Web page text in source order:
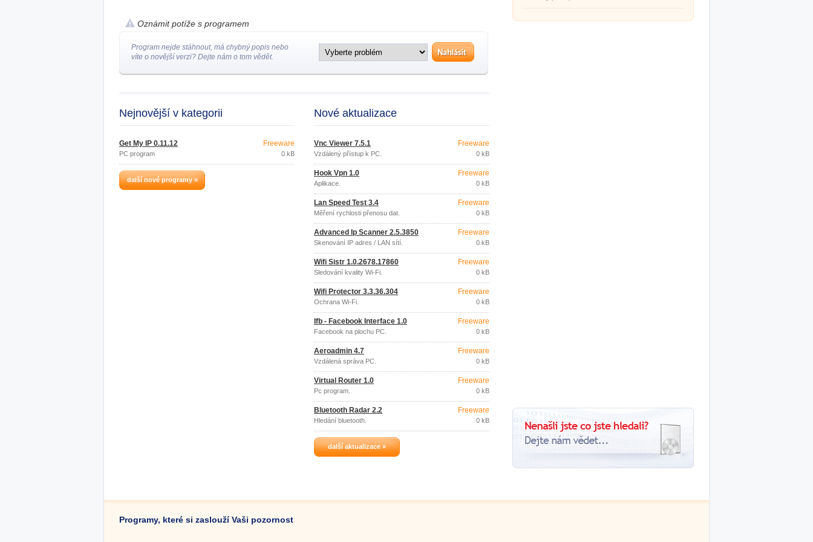
Oznámit potíže s programem
Program nejde stáhnout, má chybný popis nebo
víte o novější verzi? Dejte nám o tom vědět.
Nejnovější v kategorii
Get My IP 0.11.12
PC program
Freeware
0 kB
další nové programy »
Nové aktualizace
Vnc Viewer 7.5.1
Vzdálený přístup k PC.
Freeware
0 kB
Hook Vpn 1.0
Aplikace.
Freeware
0 kB
Lan Speed ​​Test 3.4
Měření rychlosti přenosu dat.
Freeware
0 kB
Advanced Ip Scanner 2.5.3850
Skenování IP adres / LAN sítí.
Freeware
0 kB
Wifi Sistr 1.0.2678.17860
Sledování kvality Wi-Fi.
Freeware
0 kB
Wifi Protector 3.3.36.304
Ochrana Wi-Fi.
Freeware
0 kB
Ifb - Facebook Interface 1.0
Facebook na plochu PC.
Freeware
0 kB
Aeroadmin 4.7
Vzdálená správa PC.
Freeware
0 kB
Virtual Router 1.0
Pc program.
Freeware
0 kB
Bluetooth Radar 2.2
Hledání bluetooth.
Freeware
0 kB
další aktualizace »
Programy, které si zaslouží Vaši pozornost